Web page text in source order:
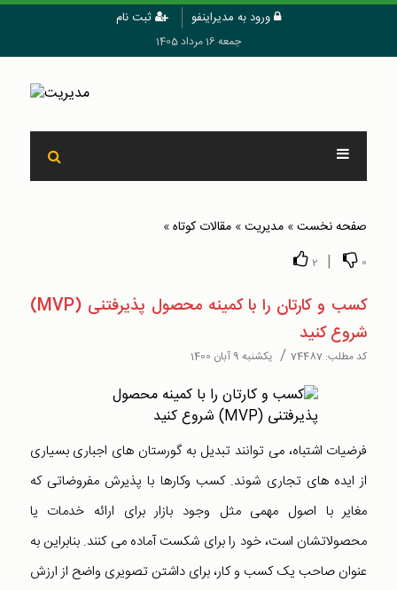
ورود به مدیراینفو ثبت نام
جمعه 16 مرداد 1405
صفحه نخست» مدیریت» مقالات کوتاه»
0
|
2
کسب و کارتان را با کمینه محصول پذیرفتنی (MVP)
شروع کنید
کد مطلب: 74487
/ یکشنبه 9 آبان 1400
فرضیات اشتباه، می توانند تبدیل به گورستان های اجباری بسیاری
از ایده های تجاری شوند. کسب وکارها با پذیرش مفروضاتی که
مغایر با اصول مهمی مثل وجود بازار برای ارائه خدمات یا
محصولاتشان است، خود را برای شکست آماده می کنند. بنابراین به
عنوان صاحب یک کسب و کار، برای داشتن تصویری واضح از ارزش